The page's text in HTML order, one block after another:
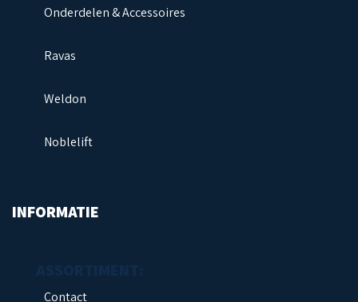
Onderdelen & Accessoires
Ravas
Weldon
Noblelift
INFORMATIE
Contact